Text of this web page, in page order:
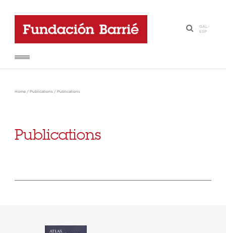
·
GAL-
ESP
Home / Publications / Publications
Publications